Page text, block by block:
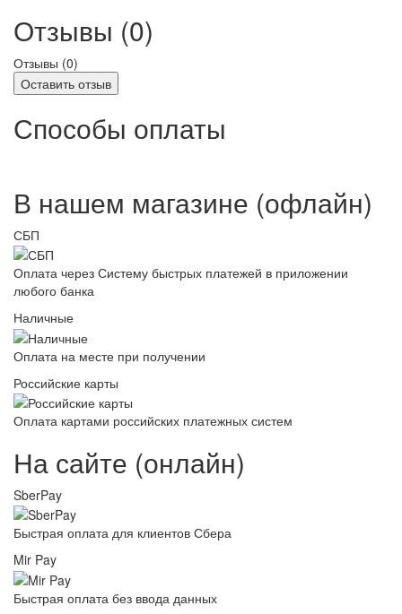
Отзывы (0)
Отзывы (0)
Оставить отзыв
Способы оплаты
В нашем магазине (офлайн)
СБП
Оплата через Систему быстрых платежей в приложении
любого банка
Наличные
Оплата на месте при получении
Российские карты
Оплата картами российских платежных систем
На сайте (онлайн)
SberPay
Быстрая оплата для клиентов Сбера
Mir Pay
Быстрая оплата без ввода данных